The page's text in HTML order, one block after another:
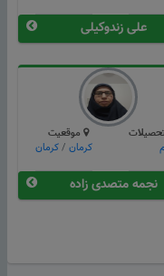
علی زندوکیلی
موقعیت
كرمان/کرمان
نجمه متصدی زاده